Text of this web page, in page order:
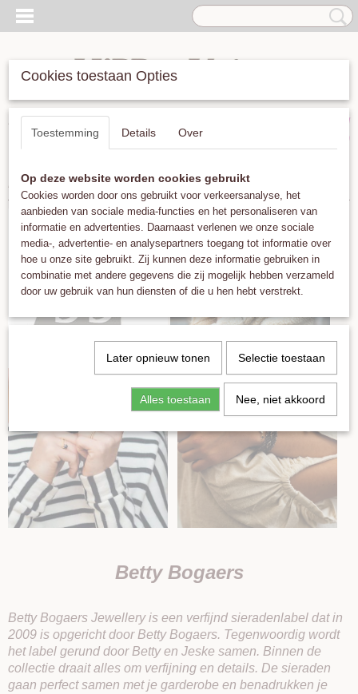
Inloggen Registreren
UW WINKELWAGEN
(0)
Home >Merken>Betty Bogaers
Betty Bogaers
Betty Bogaers Jewellery is een verfijnd sieradenlabel dat in
2009 is opgericht door Betty Bogaers. Tegenwoordig wordt
het label gerund door Betty en Jeske samen. Binnen de
collectie draait alles om verfijning en details. De sieraden
gaan perfect samen met je garderobe en benadrukken je
Cookies toestaan Opties
Toestemming Details Over
Op deze website worden cookies gebruikt
Cookies worden door ons gebruikt voor verkeersanalyse, het
aanbieden van sociale media-functies en het personaliseren van
informatie en advertenties. Daarnaast verlenen we onze sociale
media-, advertentie- en analysepartners toegang tot informatie over
hoe u onze site gebruikt. Zij kunnen deze informatie gebruiken in
combinatie met andere gegevens die zij mogelijk hebben verzameld
door uw gebruik van hun diensten of die u hen hebt verstrekt.
Later opnieuw tonen Selectie toestaan
Alles toestaan Nee, niet akkoord